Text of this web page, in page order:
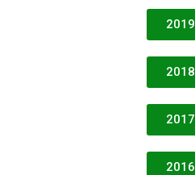
2019
2018
2017
2016